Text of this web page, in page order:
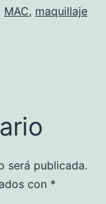
MAC, maquillaje
será publicada.
con *